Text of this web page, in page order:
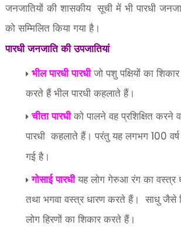
जनजातियों की शासकीय सूची में भी पारधी
को सम्मिलित किया गया है।
पारधी जनजाति की उपजातियां
भील पारधी पारधीजो पशु पक्षियों का
करते हैं भील पारधी कहलाते हैं।
चीता पारधीको पालने वह प्रशिक्षित करने
पारधी कहलाते हैं। परंतु यह लगभग 100
गई है।
गोसाई पारधीयह लोग गेरुआ रंग का वस्त्र
तथा भगवा वस्त्र धारण करते हैं। साधु जैसे
लोग हिरणों का शिकार करते हैं।